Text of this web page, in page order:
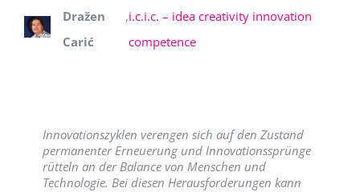
Dražen
Carić
,i.c.i.c. – idea creativity innovation
competence
Innovationszyklen verengen sich auf den Zustand
permanenter Erneuerung und Innovationssprünge
rütteln an der Balance von Menschen und
Technologie. Bei diesen Herausforderungen kann